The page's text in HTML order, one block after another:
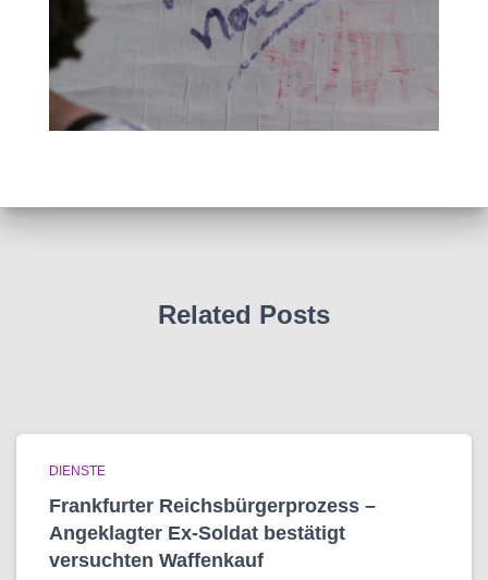
Related Posts
DIENSTE
Frankfurter Reichsbürgerprozess –
Angeklagter Ex-Soldat bestätigt
versuchten Waffenkauf